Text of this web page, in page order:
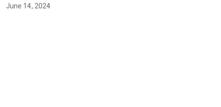
June 14, 2024